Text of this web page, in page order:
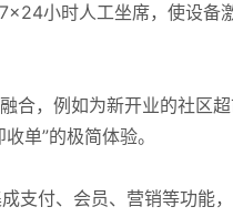
小时人工坐席，使设备
合，例如为新开业的社区
单”的极简体验。
支付、会员、营销等功能